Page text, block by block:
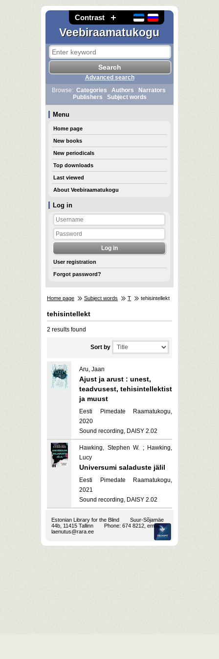
Contrast
Veebiraamatukogu
Log in
User registration
Forgot password?
Advanced search
Browse: Categories Authors
Narrators
Publishers
Subject words
Menu
Home page
New books
New periodicals
Top downloads
Last viewed
About Veebiraamatukogu
Home page Subject words T tehisintellekt
tehisintellekt
2 results found
Sort by
Aru, Jaan
Ajust ja arust : unest,
teadvusest, tehisintellektist
ja muust
Eesti Pimedate Raamatukogu,
2020
Sound recording, DAISY 2.02
Hawking, Stephen W. ; Hawking,
Lucy
Universumi saladuste jälil
Eesti Pimedate Raamatukogu,
2021
Sound recording, DAISY 2.02
Estonian Library for the Blind
Suur-Sõjamäe
44b, 11415 Tallinn
Phone: 674 8212, email:
laenutus@rara.ee